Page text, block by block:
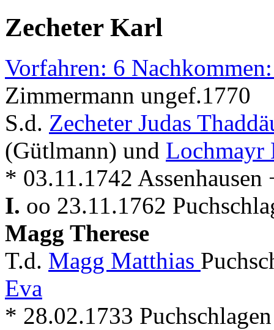
Zecheter Karl
Vorfahren: 6
Zimmermann ungef.1770
S.d. Zecheter Judas
(Gütlmann) und Lochmayr
* 03.11.1742
I. oo 23.11.1762
Magg Therese
T.d. Magg Matthias
Eva
* 28.02.1733